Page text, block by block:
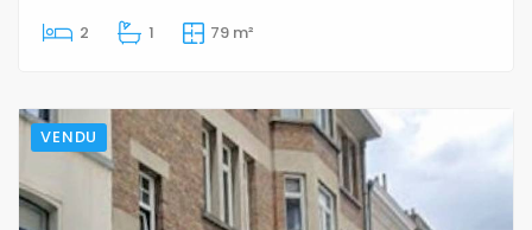
2 1 79 m²
VENDU